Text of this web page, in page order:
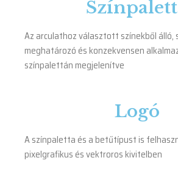
Az arculathoz választott színekből álló,
meghatározó és konzekvensen
színpalettán megjelenítve
Logó
A színpaletta és a betűtípust is
pixelgrafikus és vektroros kivitelben